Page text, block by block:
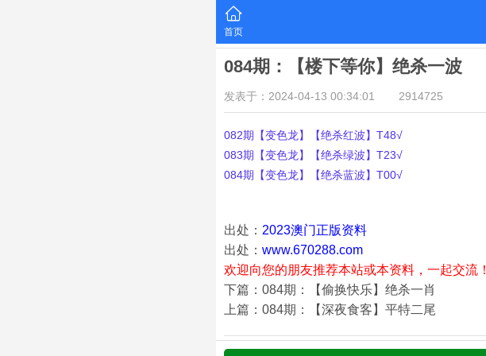
首页
084期：【楼下等你】绝杀一波
发表于：2024-04-13 00:34:01 2914725
082期【变色龙】【绝杀红波】T48√
083期【变色龙】【绝杀绿波】T23√
084期【变色龙】【绝杀蓝波】T00√
出处： 2023澳门正版资料
出处： www.670288.com
欢迎向您的朋友推荐本站或本资料，一起交流！
下篇：084期：【偷换快乐】绝杀一肖
上篇：084期：【深夜食客】平特二尾